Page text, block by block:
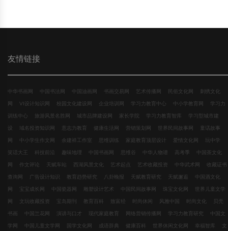
友情链接
中华书画网 中国书法网 中国油画网 书画交易网 艺术传播网 民俗文化网 刺绣文化
网 VI设计知识网 校园文化建设网 企业培训网 学习力教育中心 中小学教育网 学习力
训练中心 旅游风景名胜网 城市品牌建设网 家长学院 学习力教育智库 学习型城市建
设 域名投资知识网 意志力教育 健康生活网 营销策划网 世界民间故事网 童话故事
网 中小学生作文网 余建祥工作室 思维训练 家庭教育顶层设计 爱情文化网 玩中学
笑话大王 科技前沿 趣味地理 中国书画网 思维谷 中华人物谱 高考季 中国茶文化
网 作文评论 天赋车站 西湖风景文化 艺术起点 艺术收藏投资 中华武术网 收藏证书
查询网 广告设计知识 教育趋势研究 八卦晚报 天赋教育研究 天赋邂逅 中国酒文化
网 宝宝成长网 中国瓷器网 雕塑设计艺术 中国民间故事网 珠宝文化网 世界儿童文学
网 文玩收藏投资 宝岛期刊 教育百科 致富经 时尚休闲 风雅中国 时尚文化 贝壳
书画 中国兰花网 演讲与口才 现代家庭教育 网络营销传播网 学习力教育研究 中国文
学网 中国儿童文学网 国学文化网 成语辞典 健康百科 世界休闲文化网 幸福智库 文